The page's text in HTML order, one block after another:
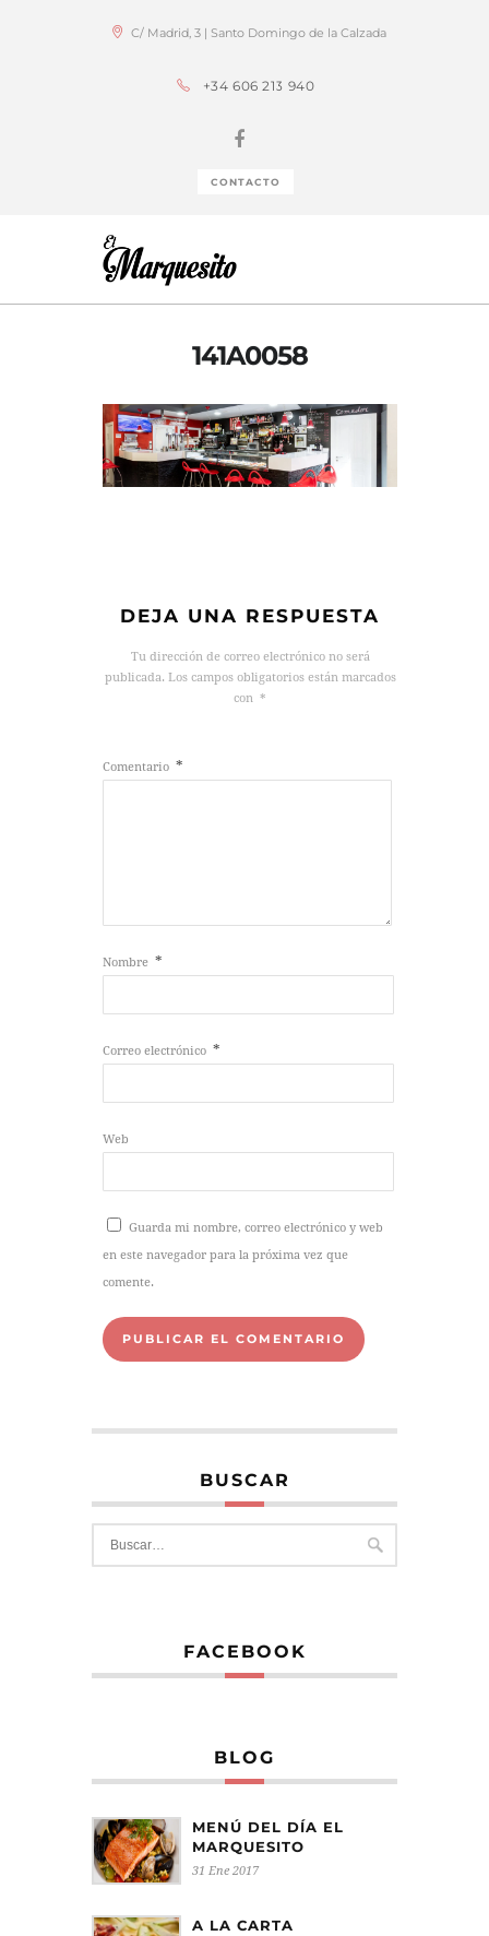
C/ Madrid, 3 | Santo Domingo de la Calzada
+34 606 213 940
CONTACTO
141A0058
DEJA UNA RESPUESTA
Tu dirección de correo electrónico no será
publicada. Los campos obligatorios están marcados
con *
Comentario *
Nombre *
Correo electrónico *
Web
Guarda mi nombre, correo electrónico y web
en este navegador para la próxima vez que
comente.
BUSCAR
FACEBOOK
BLOG
MENÚ DEL DÍA EL
MARQUESITO
31 Ene 2017
A LA CARTA